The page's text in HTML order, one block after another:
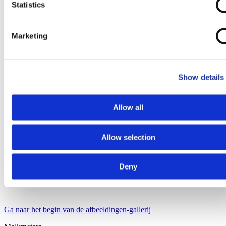
Statistics
Marketing
Show details
Allow all
Allow selection
Deny
Ga naar het begin van de afbeeldingen-gallerij